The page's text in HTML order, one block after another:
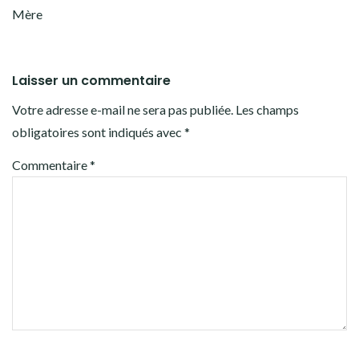
Mère
Laisser un commentaire
Votre adresse e-mail ne sera pas publiée. Les champs
obligatoires sont indiqués avec *
Commentaire*